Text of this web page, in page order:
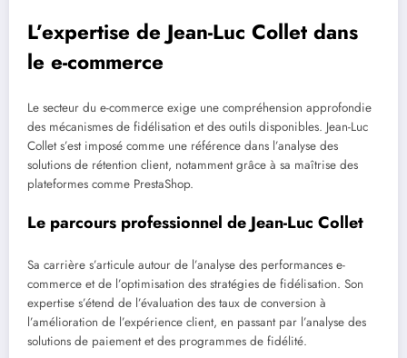
L’expertise de Jean-Luc Collet dans
le e-commerce
Le secteur du e-commerce exige une compréhension approfondie
des mécanismes de fidélisation et des outils disponibles. Jean-Luc
Collet s’est imposé comme une référence dans l’analyse des
solutions de rétention client, notamment grâce à sa maîtrise des
plateformes comme PrestaShop.
Le parcours professionnel de Jean-Luc Collet
Sa carrière s’articule autour de l’analyse des performances e-
commerce et de l’optimisation des stratégies de fidélisation. Son
expertise s’étend de l’évaluation des taux de conversion à
l’amélioration de l’expérience client, en passant par l’analyse des
solutions de paiement et des programmes de fidélité.